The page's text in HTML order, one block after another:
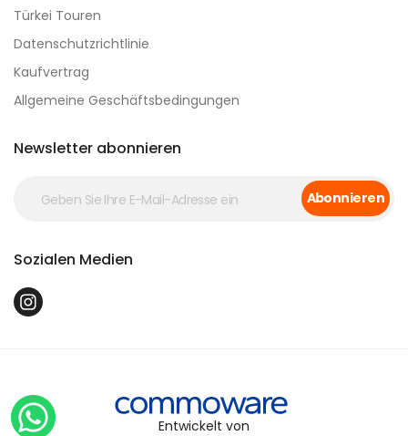
Türkei Touren
Datenschutzrichtlinie
Kaufvertrag
Allgemeine Geschäftsbedingungen
Newsletter abonnieren
Abonnieren
Sozialen Medien
Entwickelt von